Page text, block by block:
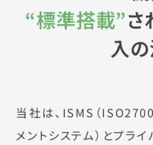
“標準搭載”さ
入
当社は、ISMS（
メントシステム）とプラ